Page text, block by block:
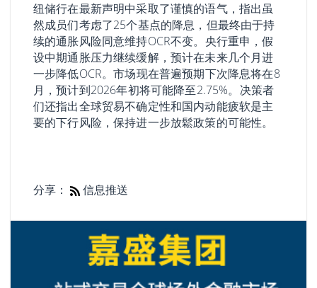
纽储行在最新声明中采取了谨慎的语气，指出虽
然成员们考虑了25个基点的降息，但最终由于持
续的通胀风险同意维持OCR不变。央行重申，假
设中期通胀压力继续缓解，预计在未来几个月进
一步降低OCR。市场现在普遍预期下次降息将在8
月，预计到2026年初将可能降至2.75%。决策者
们还指出全球贸易不确定性和国内动能疲软是主
要的下行风险，保持进一步放鬆政策的可能性。
分享： 信息推送